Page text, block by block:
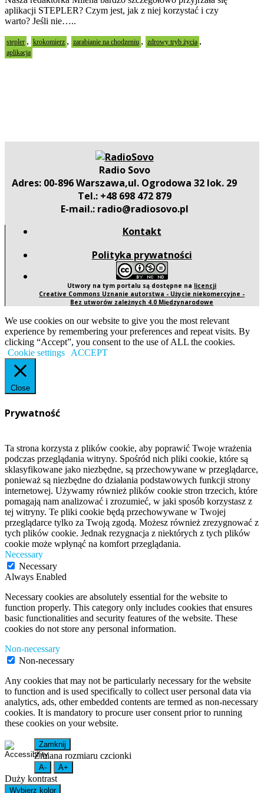
aplikacji STEPLER? Czym jest, jak z niej korzystać i czy
warto? Jeśli nie…..
stepler , krokomierz , zarabianie na chodzeniu , zdrowy tryb życia ,
aplikacja
Radio Sovo
Adres: 00-896 Warszawa,ul. Ogrodowa 32 lok. 29
Tel.: +48 698 472 879
E-mail.: radio@radiosovo.pl
Kontakt
Polityka prywatności
Utwory na tym portalu są dostępne na licencji
Creative Commons Uznanie autorstwa - Użycie niekomercyjne -
Bez utworów zależnych 4.0 Międzynarodowe
We use cookies on our website to give you the most relevant
experience by remembering your preferences and repeat visits. By
clicking “Accept”, you consent to the use of ALL the cookies.
Cookie settings
ACCEPT
Close
Prywatność
Ta strona korzysta z plików cookie, aby poprawić Twoje wrażenia
podczas przeglądania witryny. Spośród nich pliki cookie, które są
sklasyfikowane jako niezbędne, są przechowywane w przeglądarce,
ponieważ są niezbędne do działania podstawowych funkcji strony
internetowej. Używamy również plików cookie stron trzecich, które
pomagają nam analizować i zrozumieć, w jaki sposób korzystasz z
tej witryny. Te pliki cookie będą przechowywane w Twojej
przeglądarce tylko za Twoją zgodą. Możesz również zrezygnować z
tych plików cookie. Jednak rezygnacja z niektórych z tych plików
cookie może wpłynąć na komfort przeglądania.
Necessary
Necessary
Always Enabled
Necessary cookies are absolutely essential for the website to
function properly. This category only includes cookies that ensures
basic functionalities and security features of the website. These
cookies do not store any personal information.
Non-necessary
Non-necessary
Any cookies that may not be particularly necessary for the website
to function and is used specifically to collect user personal data via
analytics, ads, other embedded contents are termed as non-necessary
cookies. It is mandatory to procure user consent prior to running
these cookies on your website.
Zamknij
Zmiana rozmiaru czcionki
A- A+
Duży kontrast
Wybierz kolor